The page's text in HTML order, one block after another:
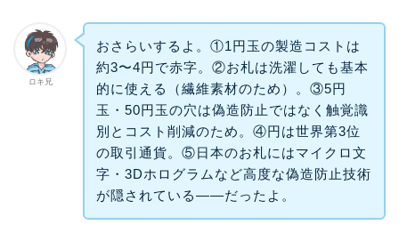
ロキ兄
おさらいするよ。①1円玉の製造コストは
約3〜4円で赤字。②お札は洗濯しても基本
的に使える（繊維素材のため）。③5円
玉・50円玉の穴は偽造防止ではなく触覚識
別とコスト削減のため。④円は世界第3位
の取引通貨。⑤日本のお札にはマイクロ文
字・3Dホログラムなど高度な偽造防止技術
が隠されている——だったよ。